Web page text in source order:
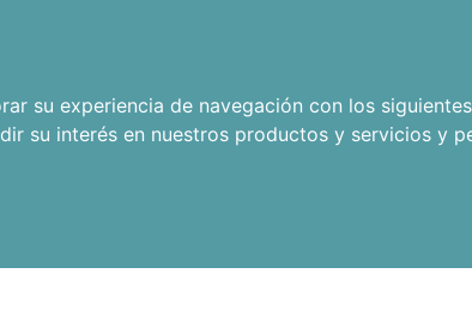
su experiencia de navegación con los
su interés en nuestros productos y servicios y